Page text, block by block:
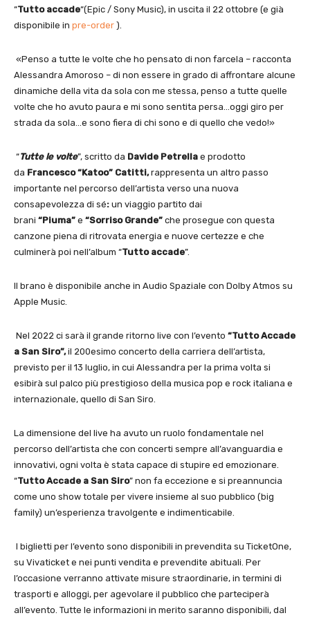
“Tutto accade“(Epic / Sony Music), in uscita il 22 ottobre (e già
disponibile in pre-order ).
«Penso a tutte le volte che ho pensato di non farcela – racconta
Alessandra Amoroso – di non essere in grado di affrontare alcune
dinamiche della vita da sola con me stessa, penso a tutte quelle
volte che ho avuto paura e mi sono sentita persa…oggi giro per
strada da sola…e sono fiera di chi sono e di quello che vedo!»
“Tutte le volte”, scritto da Davide Petrella e prodotto
da Francesco “Katoo” Catitti,rappresenta un altro passo
importante nel percorso dell’artista verso una nuova
consapevolezza di sé: un viaggio partito dai
brani “Piuma” e “Sorriso Grande” che prosegue con questa
canzone piena di ritrovata energia e nuove certezze e che
culminerà poi nell’album “Tutto accade”.
Il brano è disponibile anche in Audio Spaziale con Dolby Atmos su
Apple Music.
Nel 2022 ci sarà il grande ritorno live con l’evento “Tutto Accade
a San Siro”,il 200esimo concerto della carriera dell’artista,
previsto per il 13 luglio, in cui Alessandra per la prima volta si
esibirà sul palco più prestigioso della musica pop e rock italiana e
internazionale, quello di San Siro.
La dimensione del live ha avuto un ruolo fondamentale nel
percorso dell’artista che con concerti sempre all’avanguardia e
innovativi, ogni volta è stata capace di stupire ed emozionare.
“Tutto Accade a San Siro” non fa eccezione e si preannuncia
come uno show totale per vivere insieme al suo pubblico (big
family) un’esperienza travolgente e indimenticabile.
I biglietti per l’evento sono disponibili in prevendita su TicketOne,
su Vivaticket e nei punti vendita e prevendite abituali. Per
l’occasione verranno attivate misure straordinarie, in termini di
trasporti e alloggi, per agevolare il pubblico che parteciperà
all’evento. Tutte le informazioni in merito saranno disponibili, dal